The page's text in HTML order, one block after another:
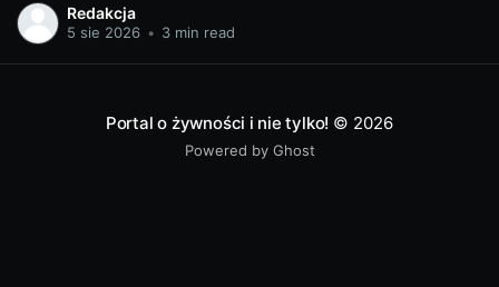
na kołach i kontakt z klientem tu i teraz. Jeśli dodasz do tego
Redakcja
5 sie 2026 • 3 min read
Portal o żywności i nie tylko! © 2026
Powered by Ghost